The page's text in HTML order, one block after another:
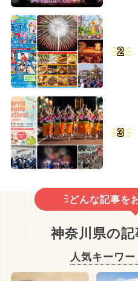
2
3
どんな記事を
神奈川県の
人気キーワ